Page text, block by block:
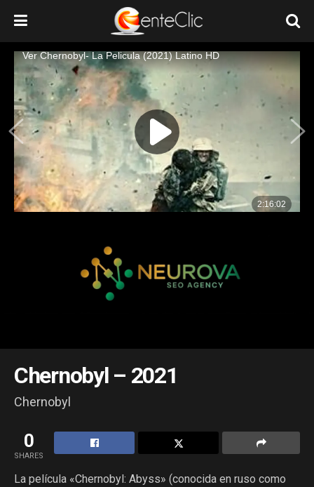
Chernobyl – 2021
Chernobyl
0
SHARES
La película «Chernobyl: Abyss» (conocida en ruso como